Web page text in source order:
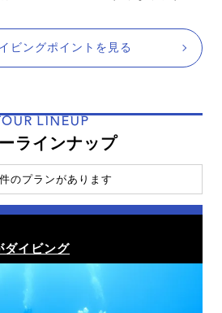
ビングポイントを見る
LINEUP
ラインナップ
件のプランがあります
ダイビング